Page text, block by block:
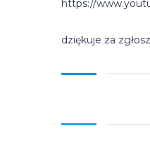
https://
dziękuje za